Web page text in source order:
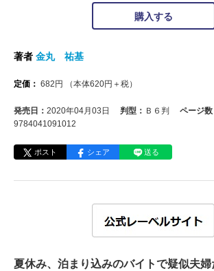
購入する
著者 金丸 祐基
定価： 682 円 （本体620円＋税）
発売日： 2020年04月03日 判型： Ｂ６判 ページ数
9784041091012
ポスト シェア 送る
夏休み、泊まり込みのバイトで疑似夫